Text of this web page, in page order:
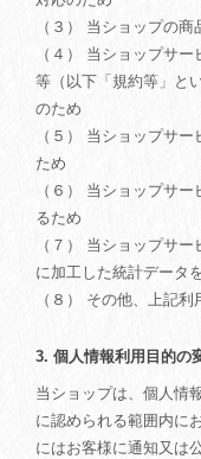
（３） 当ショップの
（４） 当ショップサ
等（以下「規約等」と
のため
（５） 当ショップサ
ため
（６） 当ショップサ
るため
（７） 当ショップサ
に加工した統計データ
（８） その他、上記
3. 個人情報利用目的の
当ショップは、個人情
に認められる範囲内に
にはお客様に通知又は